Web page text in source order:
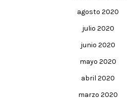
agosto 2020
julio 2020
junio 2020
mayo 2020
abril 2020
marzo 2020